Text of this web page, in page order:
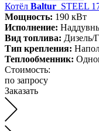
Котёл Baltur STEEL
Мощность: 190 кВт
Исполнение:
Вид топлива: Дизель/
Тип крепления:
Теплообменник:
Стоимость:
по запросу
Заказать